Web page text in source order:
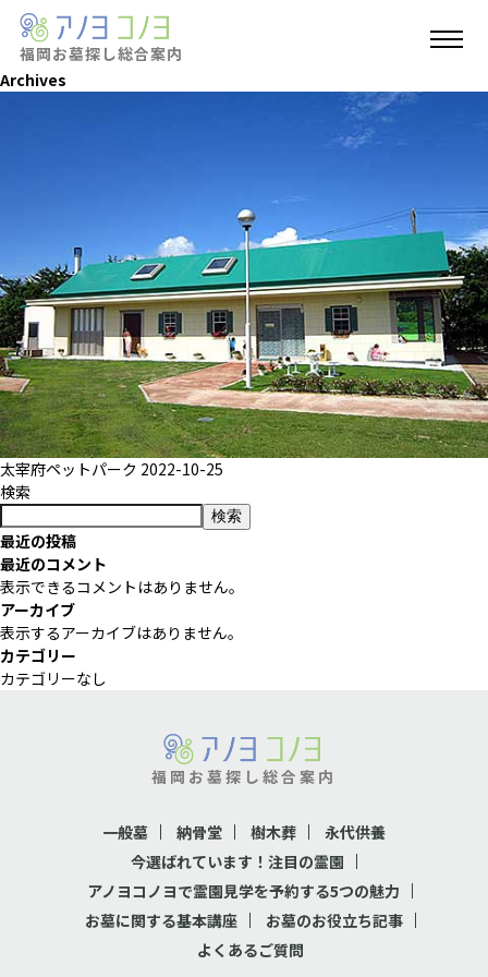
福岡お墓探し総合案内
Archives
太宰府ペットパーク 2022-10-25
検索
検索
最近の投稿
最近のコメント
表示できるコメントはありません。
アーカイブ
表示するアーカイブはありません。
カテゴリー
カテゴリーなし
福岡お墓探し総合案内
一般墓 納骨堂 樹木葬
永代供養
今選ばれています！注目の霊園
アノヨコノヨで霊園見学を予約する5つの魅力
お墓に関する基本講座
お墓のお役立ち記事
よくあるご質問